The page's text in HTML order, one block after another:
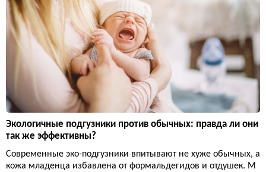
Экологичные подгузники против обычных: правда ли они
так же эффективны?
Современные эко-подгузники впитывают не хуже обычных, а
кожа младенца избавлена от формальдегидов и отдушек. М